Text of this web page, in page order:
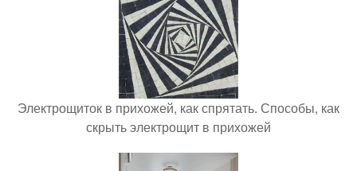
Электрощиток в прихожей, как спрятать. Способы, как
скрыть электрощит в прихожей